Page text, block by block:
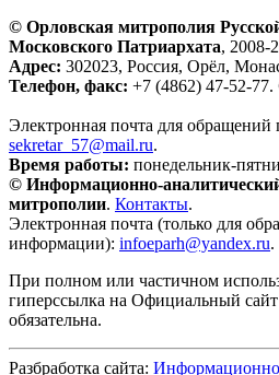
© Орловская митрополия
Московского Патриархата, 2008-
Адрес: 302023, Россия, Орёл,
Телефон, факс: +7 (4862) 47-52-77.
Электронная почта для обращений
sekretar_57@mail.ru.
Время работы: понедельник-
© Информационно-
митрополии. Контакты.
Электронная почта (только для
информации): infoeparh@yandex.ru.
При полном или частичном
гиперссылка на Официальный
обязательна.
Разбработка сайта: